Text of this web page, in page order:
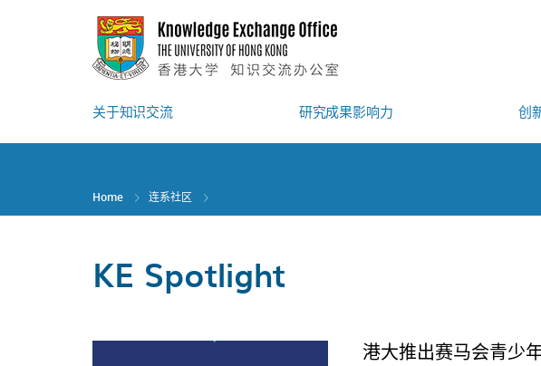
关于知识交流 研究成果影响力 创
Home 连系社区
KE Spotlight
港大推出赛马会青少